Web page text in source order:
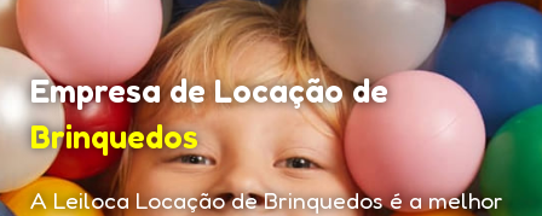
Empresa de Locação de
Brinquedos
A Leiloca Locação de Brinquedos é a melhor